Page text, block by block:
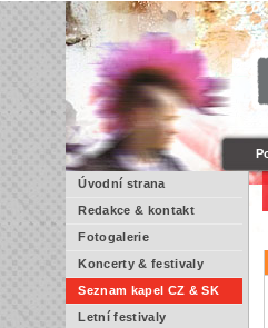
Úvodní strana
Redakce & kontakt
Fotogalerie
Koncerty & festivaly
Seznam kapel CZ & SK
Letní festivaly